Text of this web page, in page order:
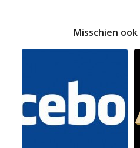
Misschien